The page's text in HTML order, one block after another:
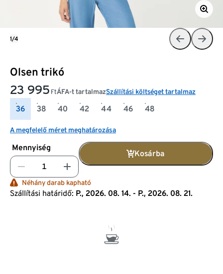
Olsen trikó
23 995 FtÁFA-t tartalmazSzállítási költséget tartalmaz
36 38 40 42 44 46 48
A megfelelő méret meghatározása
Mennyiség
Kosárba
Néhány darab kapható
Szállítási határidő: P., 2026. 08. 14. - P., 2026. 08. 21.
1/4